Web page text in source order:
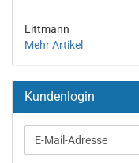
Littmann
Mehr Artikel
Kundenlogin
E-
Mail-